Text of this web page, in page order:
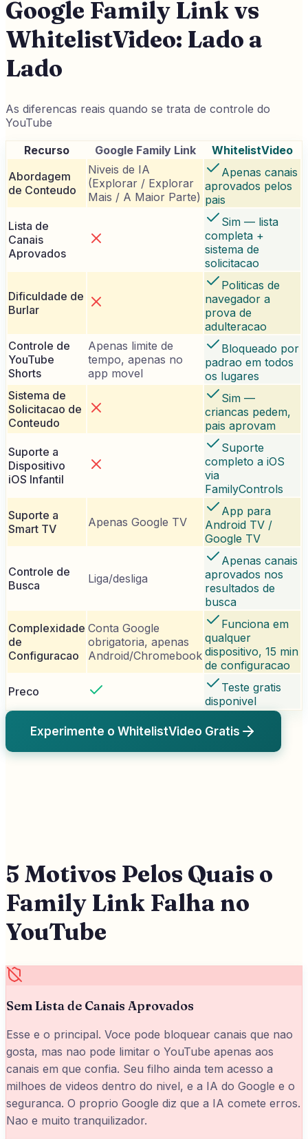
Google Family Link vs
WhitelistVideo: Lado a
Lado
As diferencas reais quando se trata de controle do
YouTube
Recurso
Google Family Link
WhitelistVideo
Abordagem
de Conteudo
Niveis de IA
(Explorar / Explorar
Mais / A Maior Parte)
Apenas canais
aprovados pelos
pais
Lista de
Canais
Aprovados
Sim — lista
completa +
sistema de
solicitacao
Dificuldade de
Burlar
Politicas de
navegador a
prova de
adulteracao
Controle de
YouTube
Shorts
Apenas limite de
tempo, apenas no
app movel
Bloqueado por
padrao em todos
os lugares
Sistema de
Solicitacao de
Conteudo
Sim —
criancas pedem,
pais aprovam
Suporte a
Dispositivo
iOS Infantil
Suporte
completo a iOS
via
FamilyControls
Suporte a
Smart TV
Apenas Google TV
App para
Android TV /
Google TV
Controle de
Busca
Liga/desliga
Apenas canais
aprovados nos
resultados de
busca
Complexidade
de
Configuracao
Conta Google
obrigatoria, apenas
Android/Chromebook
Funciona em
qualquer
dispositivo, 15 min
de configuracao
Preco
Teste gratis
disponivel
Experimente o WhitelistVideo Gratis
5 Motivos Pelos Quais o
Family Link Falha no
YouTube
Sem Lista de Canais Aprovados
Esse e o principal. Voce pode bloquear canais que nao
gosta, mas nao pode limitar o YouTube apenas aos
canais em que confia. Seu filho ainda tem acesso a
milhoes de videos dentro do nivel, e a IA do Google e o
seguranca. O proprio Google diz que a IA comete erros.
Nao e muito tranquilizador.